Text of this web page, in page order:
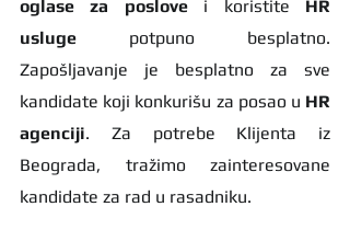
oglase za poslove i koristite HR
usluge potpuno besplatno.
Zapošljavanje je besplatno za sve
kandidate koji konkurišu za posao u HR
agenciji. Za potrebe Klijenta iz
Beograda, tražimo zainteresovane
kandidate za rad u rasadniku.